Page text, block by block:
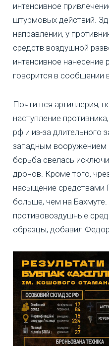
интенсивное
штурмовых действий.
направлении, у
средств воздушной
интенсивное нанесение
говорится в сообщении
Почти вся артиллерия,
наступление
рф и из-за длительного
западным вооружением
борьба свелась
дронов. Кроме того,
насыщение средствами
больше, чем на
противовоздушные
образцы, добавил